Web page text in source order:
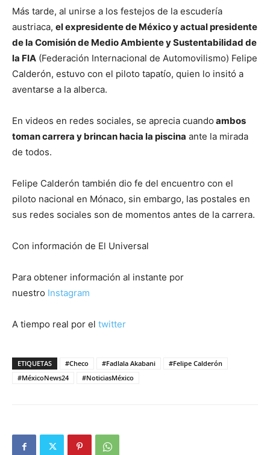
Más tarde, al unirse a los festejos de la escudería
austriaca, el expresidente de México y actual presidente
de la Comisión de Medio Ambiente y Sustentabilidad de
la FIA (Federación Internacional de Automovilismo) Felipe
Calderón, estuvo con el piloto tapatío, quien lo insitó a
aventarse a la alberca.
En videos en redes sociales, se aprecia cuando ambos
toman carrera y brincan hacia la piscina ante la mirada
de todos.
Felipe Calderón también dio fe del encuentro con el
piloto nacional en Mónaco, sin embargo, las postales en
sus redes sociales son de momentos antes de la carrera.
Con información de El Universal
Para obtener información al instante por
nuestro Instagram
A tiempo real por el twitter
ETIQUETAS #Checo #Fadlala Akabani
#Felipe Calderón
#MéxicoNews24
#NoticiasMéxico